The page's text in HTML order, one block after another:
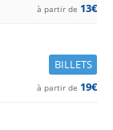
à partir de 13€
BILLETS
à partir de 19€